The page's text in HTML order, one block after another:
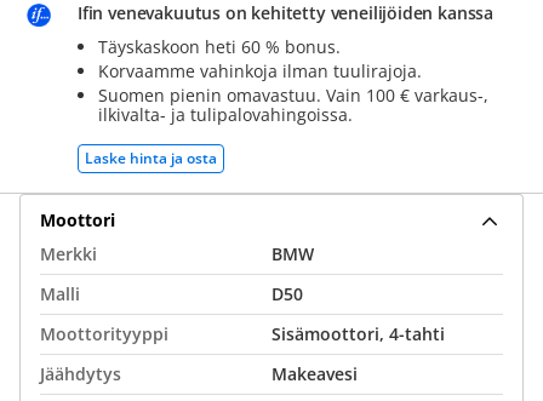
Ifin venevakuutus on kehitetty veneilijöiden kanssa
Täyskaskoon heti 60 % bonus.
Korvaamme vahinkoja ilman tuulirajoja.
Suomen pienin omavastuu. Vain 100 € varkaus-,
ilkivalta- ja tulipalovahingoissa.
Laske hinta ja osta
Moottori
Merkki
BMW
Malli
D50
Moottorityyppi
Sisämoottori, 4-tahti
Jäähdytys
Makeavesi